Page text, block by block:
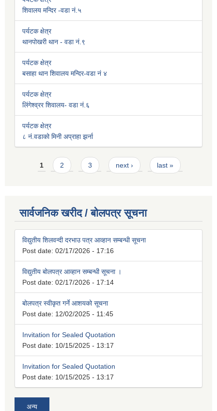
शिवालय मन्दिर -वडा नं.५
पर्यटक क्षेत्र
थानपोखरी थान - वडा नं.९
पर्यटक क्षेत्र
बसाहा थान शिवालय मन्दिर-वडा नं ४
पर्यटक क्षेत्र
लिंगेश्व्रर शिवालय- वडा नं.६
पर्यटक क्षेत्र
८ नं.वडाको मिनी अप्राहा झर्ना
Pages
1 2 3 next › last »
सार्वजनिक खरीद / बोलपत्र सूचना
विद्युतीय शिलवन्दी दरभाउ पत्र आव्हान सम्बन्धी सूचना
Post date: 02/17/2026 - 17:16
विद्युतीय बोलपत्र आव्हान सम्बन्धी सूचना ।
Post date: 02/17/2026 - 17:14
बोलपत्र स्वीकृत गर्ने आशयको सूचना
Post date: 12/02/2025 - 11:45
Invitation for Sealed Quotation
Post date: 10/15/2025 - 13:17
Invitation for Sealed Quotation
Post date: 10/15/2025 - 13:17
अन्य